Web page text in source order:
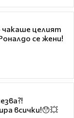
целият
се жени!
всички!😯💥